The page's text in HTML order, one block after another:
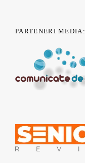
PARTENERI MEDIA: